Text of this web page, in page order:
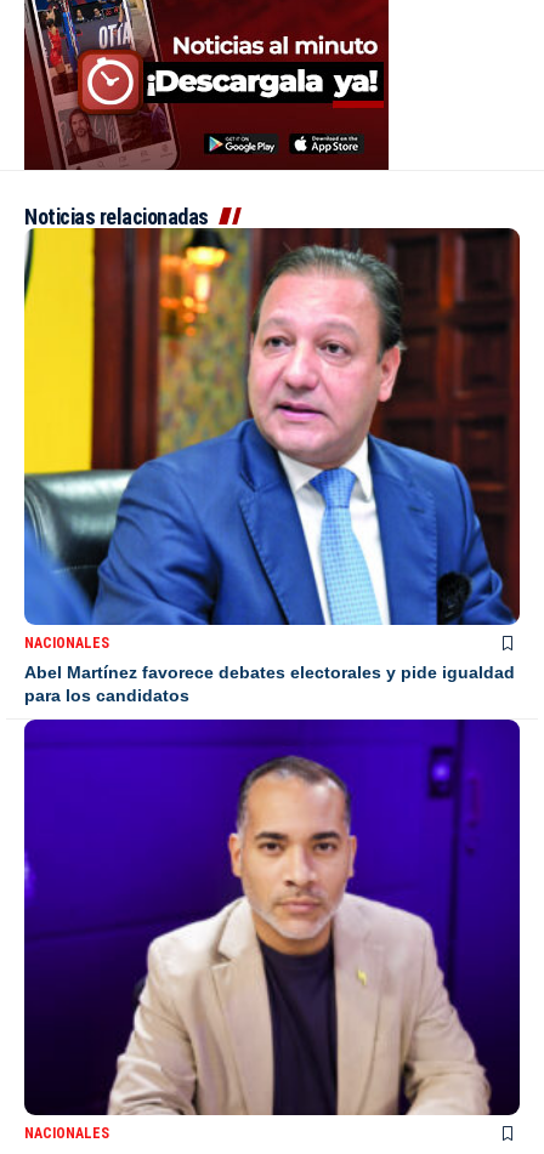
Noticias relacionadas
NACIONALES
Abel Martínez favorece debates electorales y pide igualdad
para los candidatos
NACIONALES